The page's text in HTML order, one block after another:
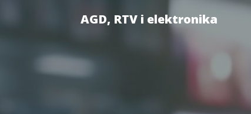
AGD, RTV i elektronika